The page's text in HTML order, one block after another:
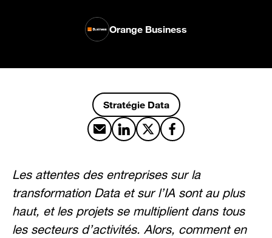
Orange Business
Stratégie Data
Partager par email
Partager sur LinkedIn
Partager sur X
Partager sur Facebook
Les attentes des entreprises sur la
transformation Data et sur l’IA sont au plus
haut, et les projets se multiplient dans tous
les secteurs d’activités. Alors, comment en